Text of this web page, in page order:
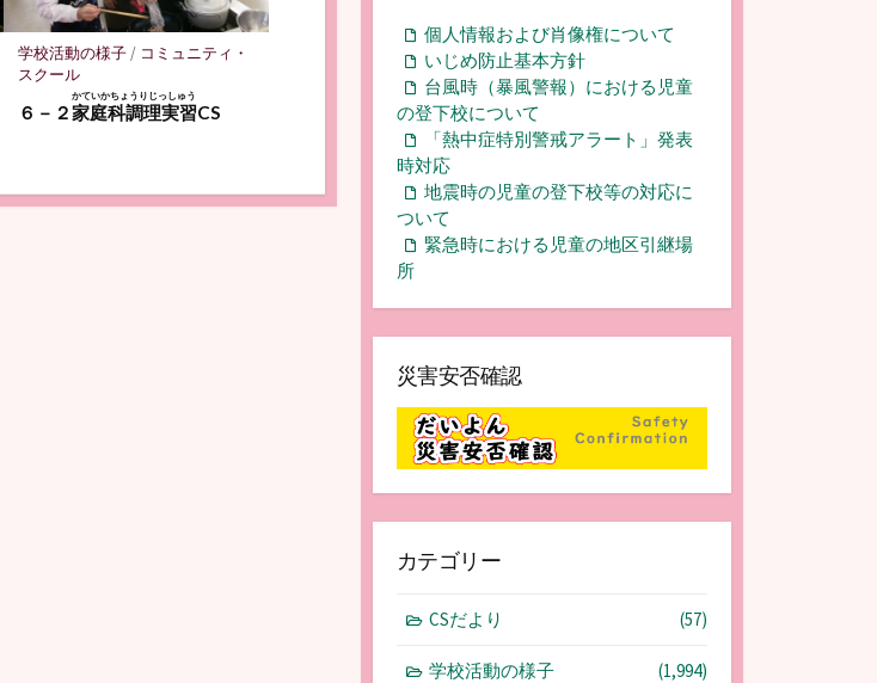
学校活動の様子/ コミュニティ・
スクール
６－２家庭科調理実習
かていかちょうりじっしゅう
CS
個人情報および肖像権について
いじめ防止基本方針
台風時（暴風警報）における児童
の登下校について
「熱中症特別警戒アラート」発表
時対応
地震時の児童の登下校等の対応に
ついて
緊急時における児童の地区引継場
所
災害安否確認
カテゴリー
CSだより (57)
学校活動の様子 (1,994)